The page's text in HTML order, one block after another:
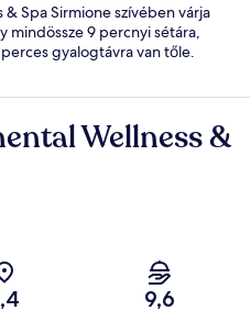
Spa Sirmione szívében várja
mindössze 9 percnyi sétára,
gyalogtávra van tőle.
Wellness &
9,6